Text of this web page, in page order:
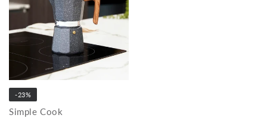
-23%
Simple Cook